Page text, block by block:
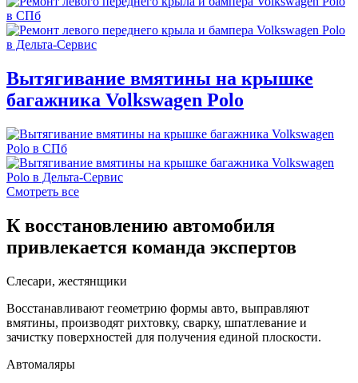
Вытягивание вмятины на крышке
багажника Volkswagen Polo
Смотреть все
К восстановлению автомобиля
привлекается команда экспертов
Слесари, жестянщики
Восстанавливают геометрию формы авто, выправляют
вмятины, производят рихтовку, сварку, шпатлевание и
зачистку поверхностей для получения единой плоскости.
Автомаляры